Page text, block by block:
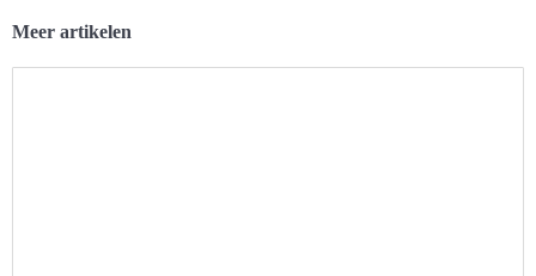
Meer artikelen